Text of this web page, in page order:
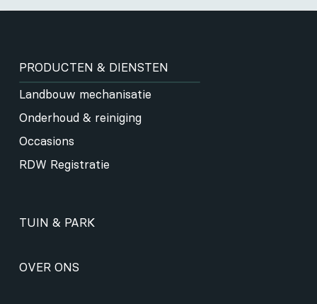
PRODUCTEN & DIENSTEN
Landbouw mechanisatie
Onderhoud & reiniging
Occasions
RDW Registratie
TUIN & PARK
OVER ONS